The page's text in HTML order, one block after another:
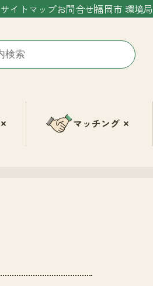
サイトマップお問合せ福岡市 環境局
マッチング